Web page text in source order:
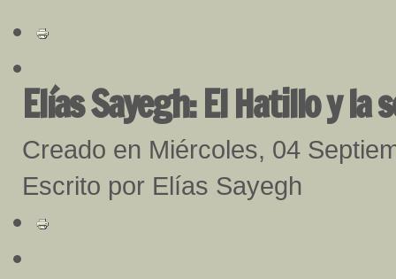
Elías Sayegh: El Hatillo y la
Creado en Miércoles, 04
Escrito por Elías Sayegh